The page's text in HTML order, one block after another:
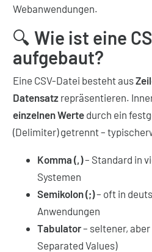
Webanwendungen.
🔍Wie ist eine
aufgebaut?
Eine CSV-Datei besteht aus
Datensatz repräsentieren.
einzelnen Werte durch ein
(Delimiter) getrennt –
Komma (,)– Standard in
Systemen
Semikolon (;)– oft in
Anwendungen
Tabulator– seltener, aber
Separated Values)